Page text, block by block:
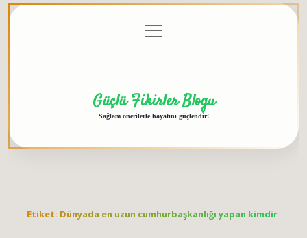
menüyü
aç
Güçlü Fikirler Blogu
Sağlam önerilerle hayatını güçlendir!
Etiket: Dünyada en uzun cumhurbaşkanlığı yapan kimdir